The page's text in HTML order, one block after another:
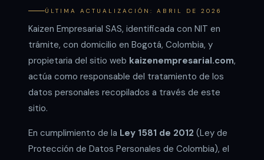
ÚLTIMA ACTUALIZACIÓN: ABRIL DE 2026
Kaizen Empresarial SAS, identificada con NIT en
trámite, con domicilio en Bogotá, Colombia, y
propietaria del sitio web kaizenempresarial.com,
actúa como responsable del tratamiento de los
datos personales recopilados a través de este
sitio.
En cumplimiento de la Ley 1581 de 2012 (Ley de
Protección de Datos Personales de Colombia), el